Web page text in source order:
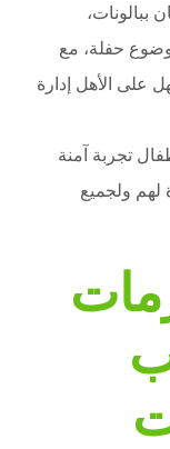
ببالونات،
حفلة، مع
الأهل إدارة
تجربة آمنة
ولجميع